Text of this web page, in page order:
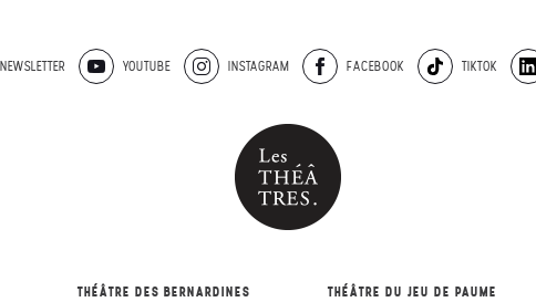
NEWSLETTER YOUTUBE INSTAGRAM FACEBOOK TIKTOK
THÉÂTRE DES BERNARDINES THÉÂTRE DU JEU DE PAUME